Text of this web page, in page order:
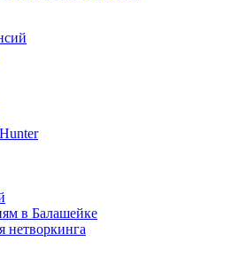
в Балашейке
нетворкинга